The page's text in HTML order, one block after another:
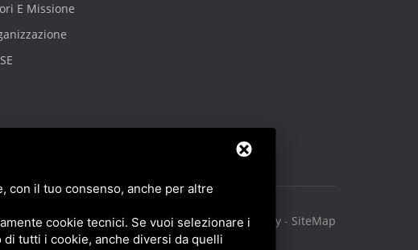
E Missione
Privacy Policy-Cookie Policy - SiteMap
con il tuo consenso, anche per altre
cookie tecnici. Se vuoi selezionare i
tutti i cookie, anche diversi da quelli